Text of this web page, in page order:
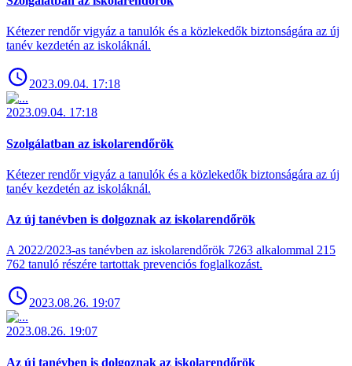
Kétezer rendőr vigyáz a tanulók és a közlekedők biztonságára az új
tanév kezdetén az iskoláknál.
2023.09.04. 17:18
2023.09.04. 17:18
Szolgálatban az iskolarendőrök
Kétezer rendőr vigyáz a tanulók és a közlekedők biztonságára az új
tanév kezdetén az iskoláknál.
Az új tanévben is dolgoznak az iskolarendőrök
A 2022/2023-as tanévben az iskolarendőrök 7263 alkalommal 215
762 tanuló részére tartottak prevenciós foglalkozást.
2023.08.26. 19:07
2023.08.26. 19:07
Az új tanévben is dolgoznak az iskolarendőrök